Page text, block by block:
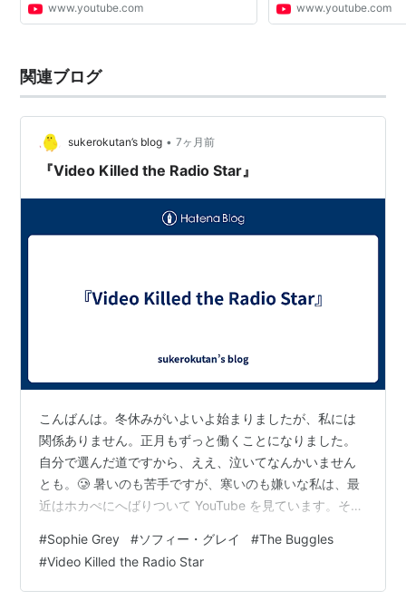
www.youtube.com www.youtube.com
関連ブログ
sukerokutan’s blog • 7ヶ月前
『Video Killed the Radio Star』
こんばんは。冬休みがいよいよ始まりましたが、私には
関係ありません。正月もずっと働くことになりました。
自分で選んだ道ですから、ええ、泣いてなんかいません
とも。🥲 暑いのも苦手ですが、寒いのも嫌いな私は、最
近はホカぺにへばりついて YouTube を見ています。そこ
グレイ）という歌手です。👀 彼女はバグルズ（The
Buggles）の名曲『Video Killed the Radio Star』をカバ
ーしているのですが、鈴のように澄んだ歌声と、コケッ
#Sophie Grey #ソフィー・グレイ #The Buggles
#Video Killed the Radio Star